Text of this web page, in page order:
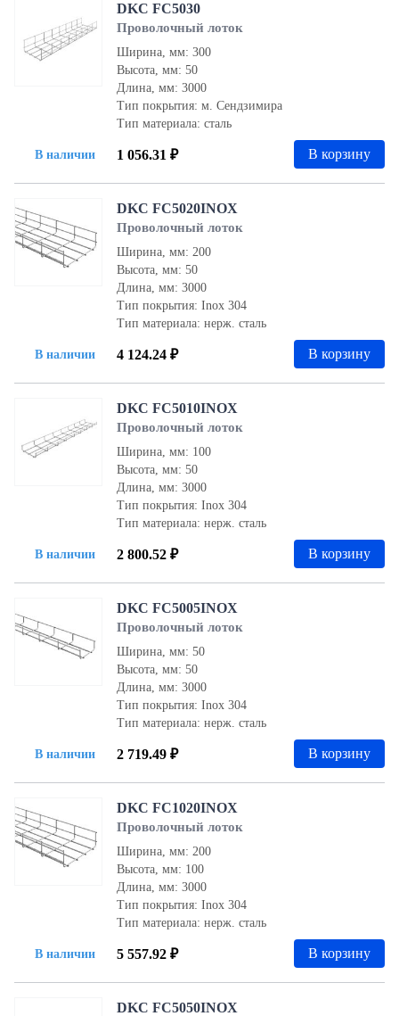
В наличии
DKC FC5030
Проволочный лоток
Ширина, мм: 300
Высота, мм: 50
Длина, мм: 3000
Тип покрытия: м. Сендзимира
Тип материала: сталь
1 056.31 ₽ В корзину
В наличии
DKC FC5020INOX
Проволочный лоток
Ширина, мм: 200
Высота, мм: 50
Длина, мм: 3000
Тип покрытия: Inox 304
Тип материала: нерж. сталь
4 124.24 ₽ В корзину
В наличии
DKC FC5010INOX
Проволочный лоток
Ширина, мм: 100
Высота, мм: 50
Длина, мм: 3000
Тип покрытия: Inox 304
Тип материала: нерж. сталь
2 800.52 ₽ В корзину
В наличии
DKC FC5005INOX
Проволочный лоток
Ширина, мм: 50
Высота, мм: 50
Длина, мм: 3000
Тип покрытия: Inox 304
Тип материала: нерж. сталь
2 719.49 ₽ В корзину
В наличии
DKC FC1020INOX
Проволочный лоток
Ширина, мм: 200
Высота, мм: 100
Длина, мм: 3000
Тип покрытия: Inox 304
Тип материала: нерж. сталь
5 557.92 ₽ В корзину
DKC FC5050INOX